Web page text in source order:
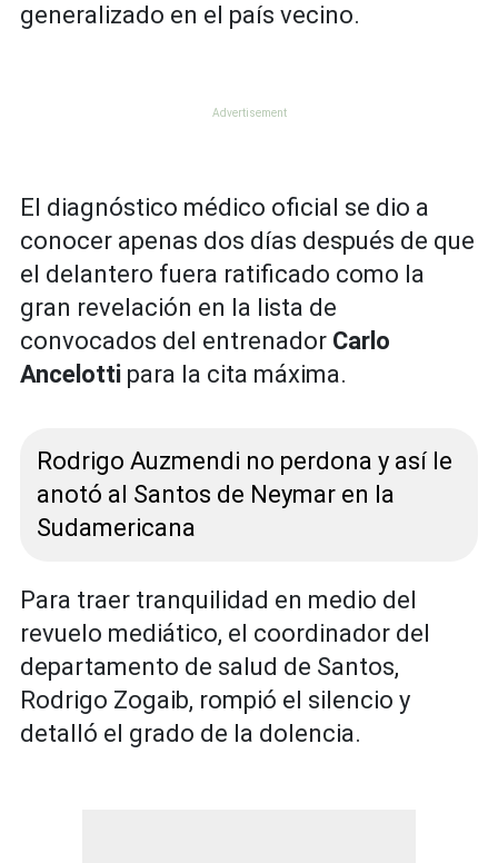
generalizado en el país vecino.
El diagnóstico médico oficial se dio a
conocer apenas dos días después de que
el delantero fuera ratificado como la
gran revelación en la lista de
convocados del entrenador Carlo
Ancelotti para la cita máxima.
Rodrigo Auzmendi no perdona y así le
anotó al Santos de Neymar en la
Sudamericana
Para traer tranquilidad en medio del
revuelo mediático, el coordinador del
departamento de salud de Santos,
Rodrigo Zogaib, rompió el silencio y
detalló el grado de la dolencia.